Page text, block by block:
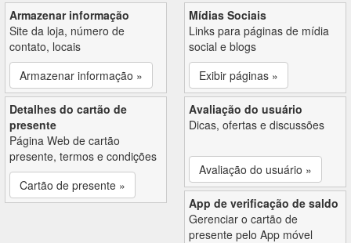
Armazenar informação
Site da loja, número de
contato, locais
Armazenar informação »
Mídias Sociais
Links para páginas de mídia
social e blogs
Exibir páginas »
Detalhes do cartão de
presente
Página Web de cartão
presente, termos e condições
Cartão de presente »
Avaliação do usuário
Dicas, ofertas e discussões
Avaliação do usuário »
App de verificação de saldo
Gerenciar o cartão de
presente pelo App móvel